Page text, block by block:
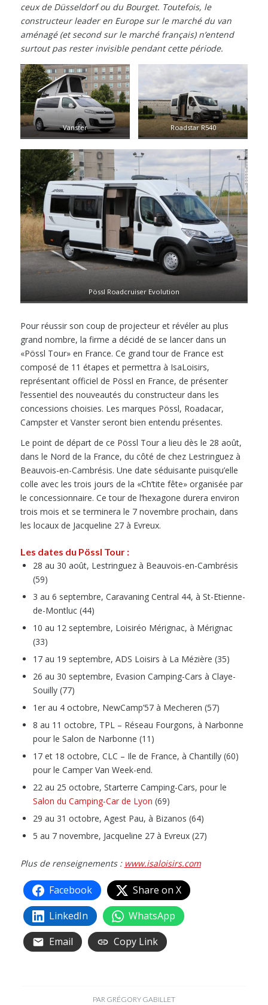
ceux de Düsseldorf ou du Bourget. Toutefois, le
constructeur leader en Europe sur le marché du van
aménagé (et second sur le marché français) n’entend
surtout pas rester invisible pendant cette période.
Vanster Roadstar R540
Pössl Roadcruiser Evolution
Pour réussir son coup de projecteur et révéler au plus
grand nombre, la firme a décidé de se lancer dans un
«Pössl Tour» en France. Ce grand tour de France est
composé de 11 étapes et permettra à IsaLoisirs,
représentant officiel de Pössl en France, de présenter
l’essentiel des nouveautés du constructeur dans les
concessions choisies. Les marques Pössl, Roadacar,
Campster et Vanster seront bien entendu présentes.
Le point de départ de ce Pössl Tour a lieu dès le 28 août,
dans le Nord de la France, du côté de chez Lestringuez à
Beauvois-en-Cambrésis. Une date séduisante puisqu’elle
colle avec les trois jours de la «Ch’tite fête» organisée par
le concessionnaire. Ce tour de l’hexagone durera environ
trois mois et se terminera le 7 novembre prochain, dans
les locaux de Jacqueline 27 à Evreux.
Les dates du Pössl Tour :
28 au 30 août, Lestringuez à Beauvois-en-Cambrésis
(59)
3 au 6 septembre, Caravaning Central 44, à St-Etienne-
de-Montluc (44)
10 au 12 septembre, Loisiréo Mérignac, à Mérignac
(33)
17 au 19 septembre, ADS Loisirs à La Mézière (35)
26 au 30 septembre, Evasion Camping-Cars à Claye-
Souilly (77)
1er au 4 octobre, NewCamp’57 à Mecheren (57)
8 au 11 octobre, TPL – Réseau Fourgons, à Narbonne
pour le Salon de Narbonne (11)
17 et 18 octobre, CLC – Ile de France, à Chantilly (60)
pour le Camper Van Week-end.
22 au 25 octobre, Starterre Camping-Cars, pour le
Salon du Camping-Car de Lyon (69)
29 au 31 octobre, Agest Pau, à Bizanos (64)
5 au 7 novembre, Jacqueline 27 à Evreux (27)
Plus de renseignements : www.isaloisirs.com
Facebook
Share on X
LinkedIn
WhatsApp
Email
Copy Link
PAR GRÉGORY GABILLET